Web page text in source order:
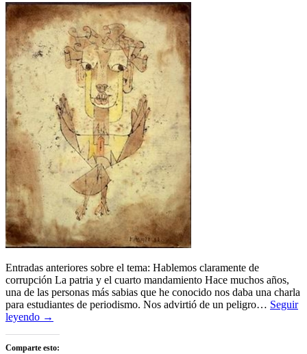
Entradas anteriores sobre el tema: Hablemos claramente de
corrupción La patria y el cuarto mandamiento Hace muchos años,
una de las personas más sabias que he conocido nos daba una charla
para estudiantes de periodismo. Nos advirtió de un peligro… Seguir
leyendo →
Comparte esto: